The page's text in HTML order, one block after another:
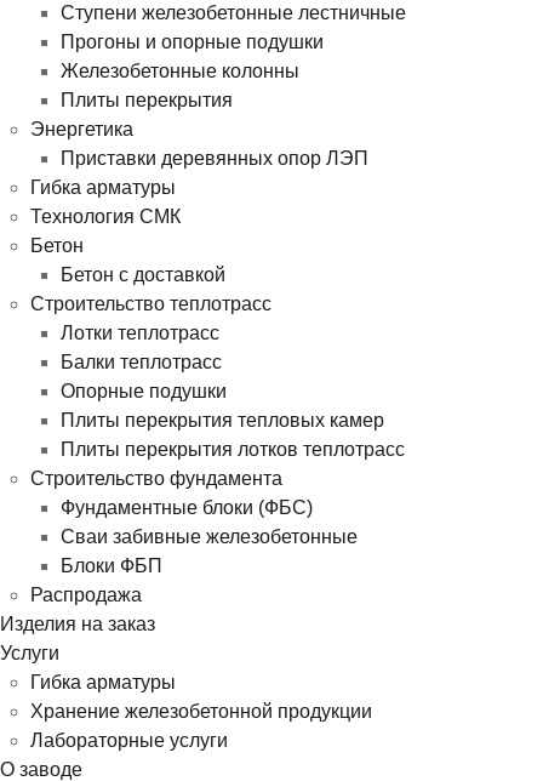
Ступени железобетонные лестничные
Прогоны и опорные подушки
Железобетонные колонны
Плиты перекрытия
Энергетика
Приставки деревянных опор ЛЭП
Гибка арматуры
Технология СМК
Бетон
Бетон с доставкой
Строительство теплотрасс
Лотки теплотрасс
Балки теплотрасс
Опорные подушки
Плиты перекрытия тепловых камер
Плиты перекрытия лотков теплотрасс
Строительство фундамента
Фундаментные блоки (ФБС)
Сваи забивные железобетонные
Блоки ФБП
Распродажа
Изделия на заказ
Услуги
Гибка арматуры
Хранение железобетонной продукции
Лабораторные услуги
О заводе